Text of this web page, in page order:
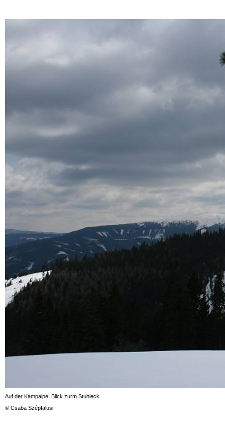
Auf der Kampalpe: Blick zurm Stuhleck
© Csaba Szépfalusi